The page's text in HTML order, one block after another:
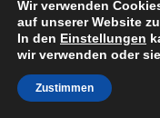
Wir verwenden
auf unserer Website
In den Einstellungen
wir verwenden oder
Zustimmen